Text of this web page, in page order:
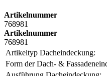
Artikelnummer
768981
Artikelnummer
768981
Artikeltyp Dacheindeckung:
Form der Dach- &